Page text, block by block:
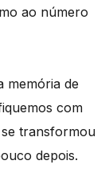
ao número
memória de
com
transformou
depois.